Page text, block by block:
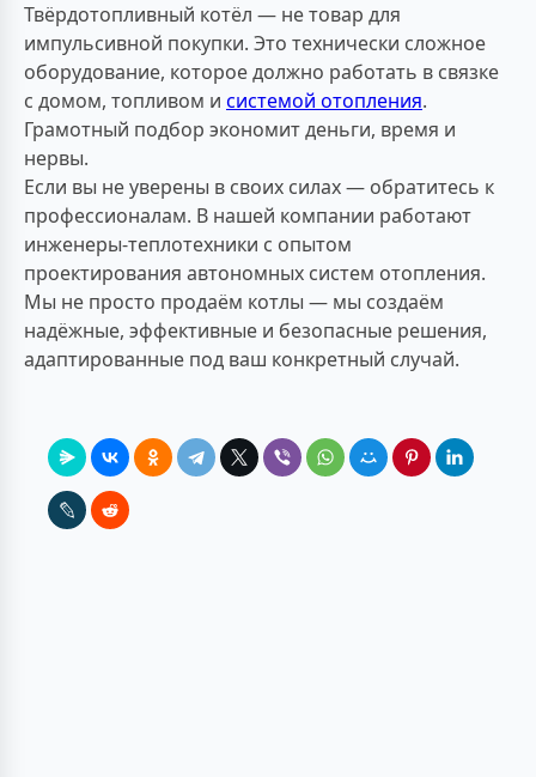
Твёрдотопливный котёл — не товар для
импульсивной покупки. Это технически сложное
оборудование, которое должно работать в связке
с домом, топливом и системой отопления.
Грамотный подбор экономит деньги, время и
нервы.
Если вы не уверены в своих силах — обратитесь к
профессионалам. В нашей компании работают
инженеры-теплотехники с опытом
проектирования автономных систем отопления.
Мы не просто продаём котлы — мы создаём
надёжные, эффективные и безопасные решения,
адаптированные под ваш конкретный случай.